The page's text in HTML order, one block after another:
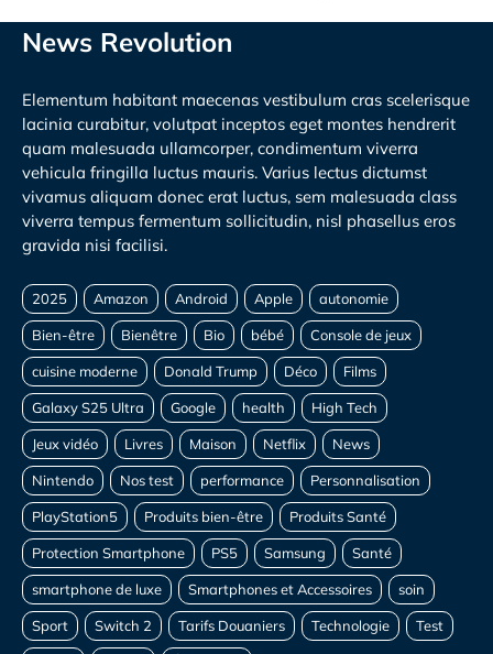
News Revolution
Elementum habitant maecenas vestibulum cras scelerisque
lacinia curabitur, volutpat inceptos eget montes hendrerit
quam malesuada ullamcorper, condimentum viverra
vehicula fringilla luctus mauris. Varius lectus dictumst
vivamus aliquam donec erat luctus, sem malesuada class
viverra tempus fermentum sollicitudin, nisl phasellus eros
gravida nisi facilisi.